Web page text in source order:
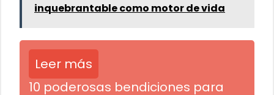
inquebrantable como motor de vida
Leer más
10 poderosas bendiciones para